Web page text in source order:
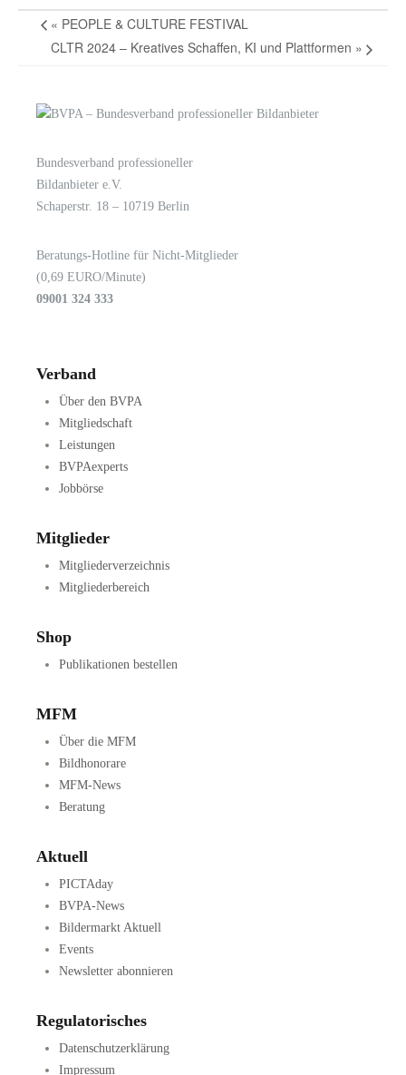
« PEOPLE & CULTURE FESTIVAL
CLTR 2024 – Kreatives Schaffen, KI und Plattformen »
Bundesverband professioneller
Bildanbieter e.V.
Schaperstr. 18 – 10719 Berlin
Beratungs-Hotline für Nicht-Mitglieder
(0,69 EURO/Minute)
09001 324 333
Verband
Über den BVPA
Mitgliedschaft
Leistungen
BVPAexperts
Jobbörse
Mitglieder
Mitgliederverzeichnis
Mitgliederbereich
Shop
Publikationen bestellen
MFM
Über die MFM
Bildhonorare
MFM-News
Beratung
Aktuell
PICTAday
BVPA-News
Bildermarkt Aktuell
Events
Newsletter abonnieren
Regulatorisches
Datenschutzerklärung
Impressum